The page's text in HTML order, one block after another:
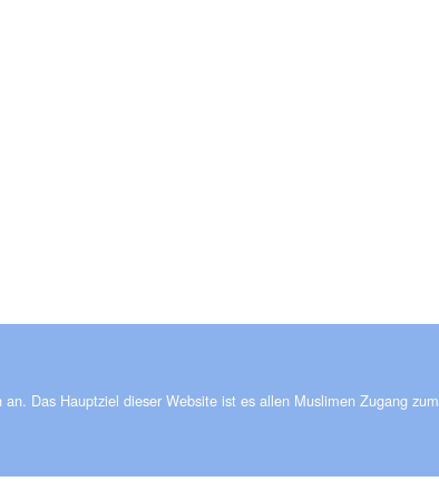
Das Hauptziel dieser Website ist es allen Muslimen Zugang zum